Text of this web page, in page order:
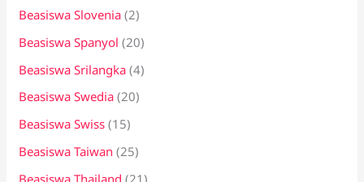
Beasiswa Slovenia (2)
Beasiswa Spanyol (20)
Beasiswa Srilangka (4)
Beasiswa Swedia (20)
Beasiswa Swiss (15)
Beasiswa Taiwan (25)
Beasiswa Thailand (21)